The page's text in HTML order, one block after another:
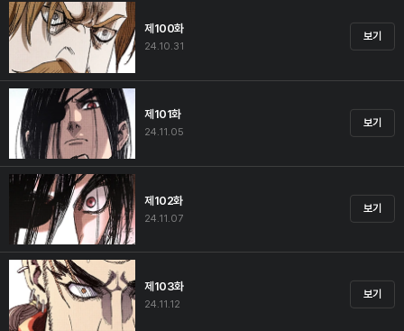
제100화
24.10.31
보기
제101화
24.11.05
보기
제102화
24.11.07
보기
제103화
24.11.12
보기